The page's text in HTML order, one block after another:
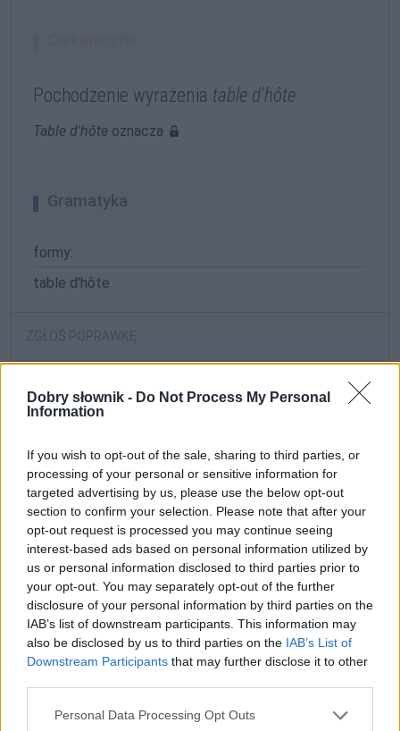
Dobry słownik - Do Not Process My Personal
Information
If you wish to opt-out of the sale, sharing to third parties, or
processing of your personal or sensitive information for
targeted advertising by us, please use the below opt-out
section to confirm your selection. Please note that after your
opt-out request is processed you may continue seeing
interest-based ads based on personal information utilized by
us or personal information disclosed to third parties prior to
your opt-out. You may separately opt-out of the further
disclosure of your personal information by third parties on the
IAB’s list of downstream participants. This information may
also be disclosed by us to third parties on the IAB’s List of
Downstream Participants that may further disclose it to other
Please note that this website/app uses one or more Google
Personal Data Processing Opt Outs
Pochodzenie wyrażenia table d'hôte
Table d'hôte oznacza
Gramatyka
formy:
table d'hôte
ZGŁOŚ POPRAWKĘ
Pozostały wątpliwości? Brakuje czegoś w haśle?
Zobacz, co zyskują abonenci Dobrego słownika.
SPRAWDŹ